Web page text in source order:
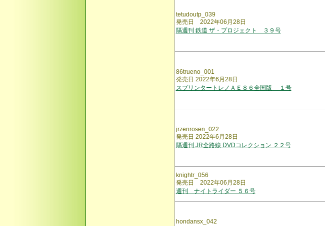
tetudoutp_039
発売日 2022年06月28日
隔週刊 鉄道 ザ・プロジェクト ３９号
86trueno_001
発売日 2022年6月28日
スプリンタートレノＡＥ８６全国版 １号
jrzenrosen_022
発売日 2022年6月28日
隔週刊 JR全路線 DVDコレクション ２２号
knightr_056
発売日 2022年06月28日
週刊 ナイトライダー ５６号
hondansx_042